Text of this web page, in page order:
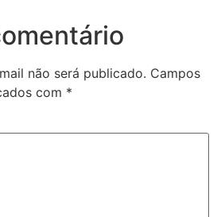
não será publicado. Campos
com *